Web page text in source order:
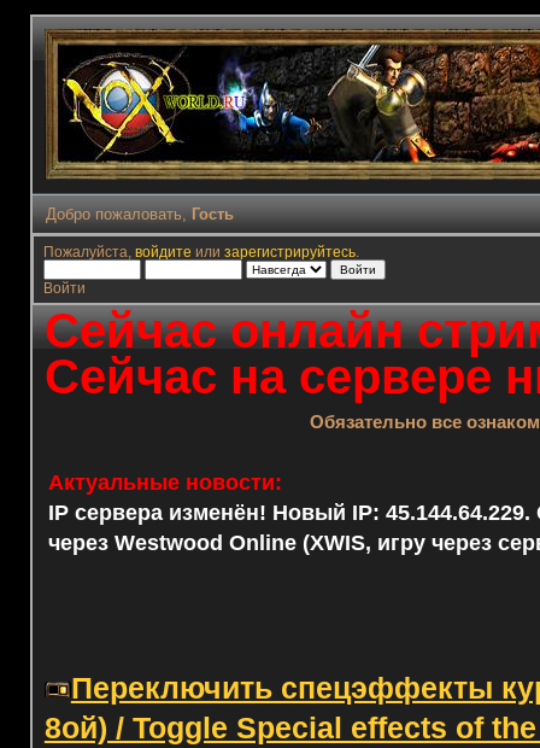
Добро пожаловать, Гость
Пожалуйста, войдите или зарегистрируйтесь.
Войти
Сейчас онлайн
Сейчас на сервере
Обязательно все
Актуальные новости:
IP сервера изменён! Новый IP: 45.144.64.229.
через Westwood Online (XWIS, игру через
Переключить спецэффекты
8ой) / Toggle Special effects of